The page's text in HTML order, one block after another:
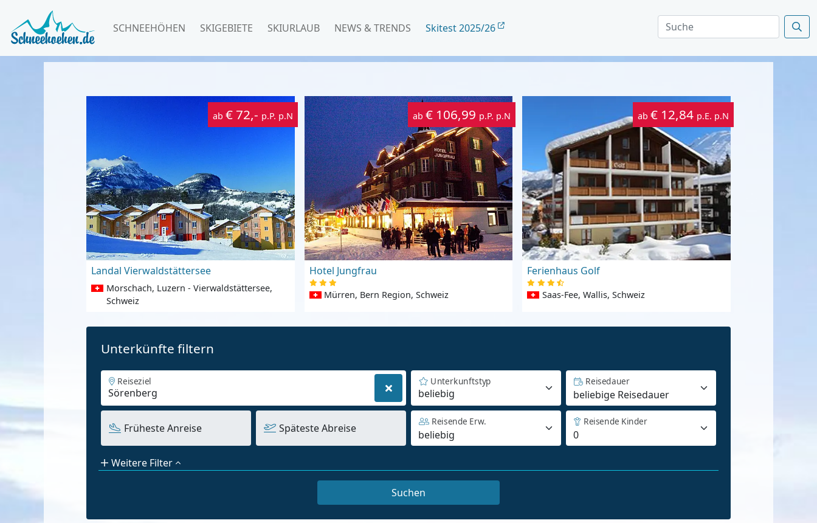
SCHNEEHÖHEN SKIGEBIETE SKIURLAUB NEWS & TRENDS Skitest 2025/26
ab € 72,- p.P. p.N
Landal Vierwaldstättersee
Morschach, Luzern - Vierwaldstättersee,
Schweiz
ab€ 106,99 p.P. p.N
Hotel Jungfrau
Mürren, Bern Region, Schweiz
ab € 12,84 p.E. p.N
Ferienhaus Golf
Saas-Fee, Wallis, Schweiz
Unterkünfte filtern
Reiseziel
beliebig
Unterkunftstyp Reisedauer
Früheste Anreise Späteste Abreise
Reisende Erw. Reisende Kinder
Weitere Filter